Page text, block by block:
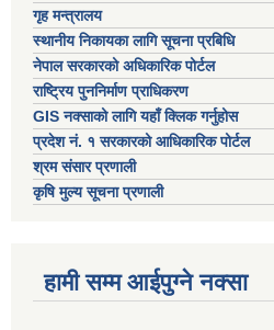
गृह मन्त्रालय
स्थानीय निकायका लागि सूचना प्रबिधि
नेपाल सरकारको अधिकारिक पोर्टल
राष्ट्रिय पुननिर्माण प्राधिकरण
GIS नक्साको लागि यहाँ क्लिक गर्नुहोस
प्रदेश नं. १ सरकारको आधिकारिक पोर्टल
श्रम संसार प्रणाली
कृषि मुल्य सूचना प्रणाली
हामी सम्म आईपुग्ने नक्सा